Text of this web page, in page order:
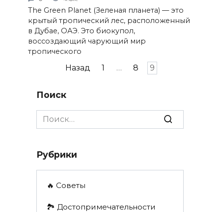
The Green Planet (Зеленая планета) — это
крытый тропический лес, расположенный
в Дубае, ОАЭ. Это биокупол,
воссоздающий чарующий мир
тропического
Назад 1 … 8 9
Поиск
Search
for:
Рубрики
🔥 Советы
🏞️ Достопримечательности